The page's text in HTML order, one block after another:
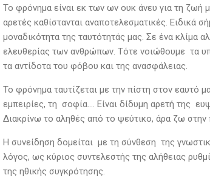
Το φρόνημα είναι εκ των ων ουκ άνευ για τη ζωή
αρετές καθίστανται αναποτελεσματικές. Ειδικά
μοναδικότητα της ταυτότητάς μας. Σε ένα κλίμα
ελευθερίας των ανθρώπων. Τότε νοιώθουμε τα
τα αντίδοτα του φόβου και της ανασφάλειας.
Το φρόνημα ταυτίζεται με την πίστη στον εαυτό
εμπειρίες, τη σοφία…. Είναι δίδυμη αρετή της
Διακρίνω το αληθές από το ψεύτικο, άρα ζω στην
Η συνείδηση δομείται με τη σύνθεση της
λόγος, ως κύριος συντελεστής της αλήθειας
της ηθικής συγκρότησης.